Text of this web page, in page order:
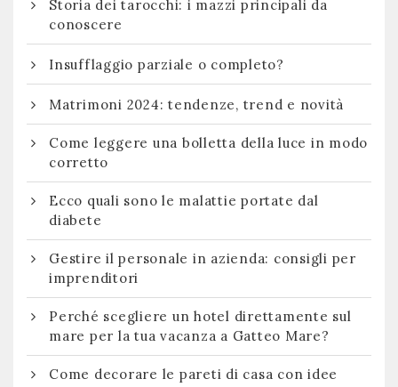
Storia dei tarocchi: i mazzi principali da
conoscere
Insufflaggio parziale o completo?
Matrimoni 2024: tendenze, trend e novità
Come leggere una bolletta della luce in modo
corretto
Ecco quali sono le malattie portate dal
diabete
Gestire il personale in azienda: consigli per
imprenditori
Perché scegliere un hotel direttamente sul
mare per la tua vacanza a Gatteo Mare?
Come decorare le pareti di casa con idee